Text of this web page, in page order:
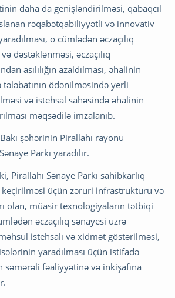
daha da genişləndirilməsi, qabaqcıl
rəqabətqabiliyyətli və innovativ
o cümlədən əczaçılıq
dəstəklənməsi, əczaçılıq
asılılığın azaldılması, əhalinin
ödənilməsində yerli
və istehsal sahəsində əhalinin
məqsədilə imzalanıb.
şəhərinin Pirallahı rayonu
Parkı yaradılır.
Pirallahı Sənaye Parkı sahibkarlıq
üçün zəruri infrastrukturu və
olan, müasir texnologiyaların tətbiqi
əczaçılıq sənayesi üzrə
istehsalı və xidmət göstərilməsi,
yaradılması üçün istifadə
səmərəli fəaliyyətinə və inkişafına